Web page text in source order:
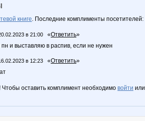
книге. Последние комплименты посетителей:
в 21:00 «Ответить»
и выставляю в распив, если не нужен
в 12:23 «Ответить»
оставить комплимент необходимо войти или